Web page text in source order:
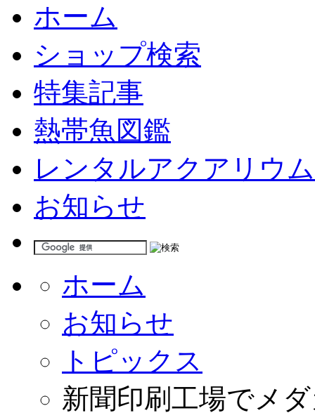
ホーム
ショップ検索
特集記事
熱帯魚図鑑
レンタルアクアリウム
お知らせ
ホーム
お知らせ
トピックス
新聞印刷工場でメ